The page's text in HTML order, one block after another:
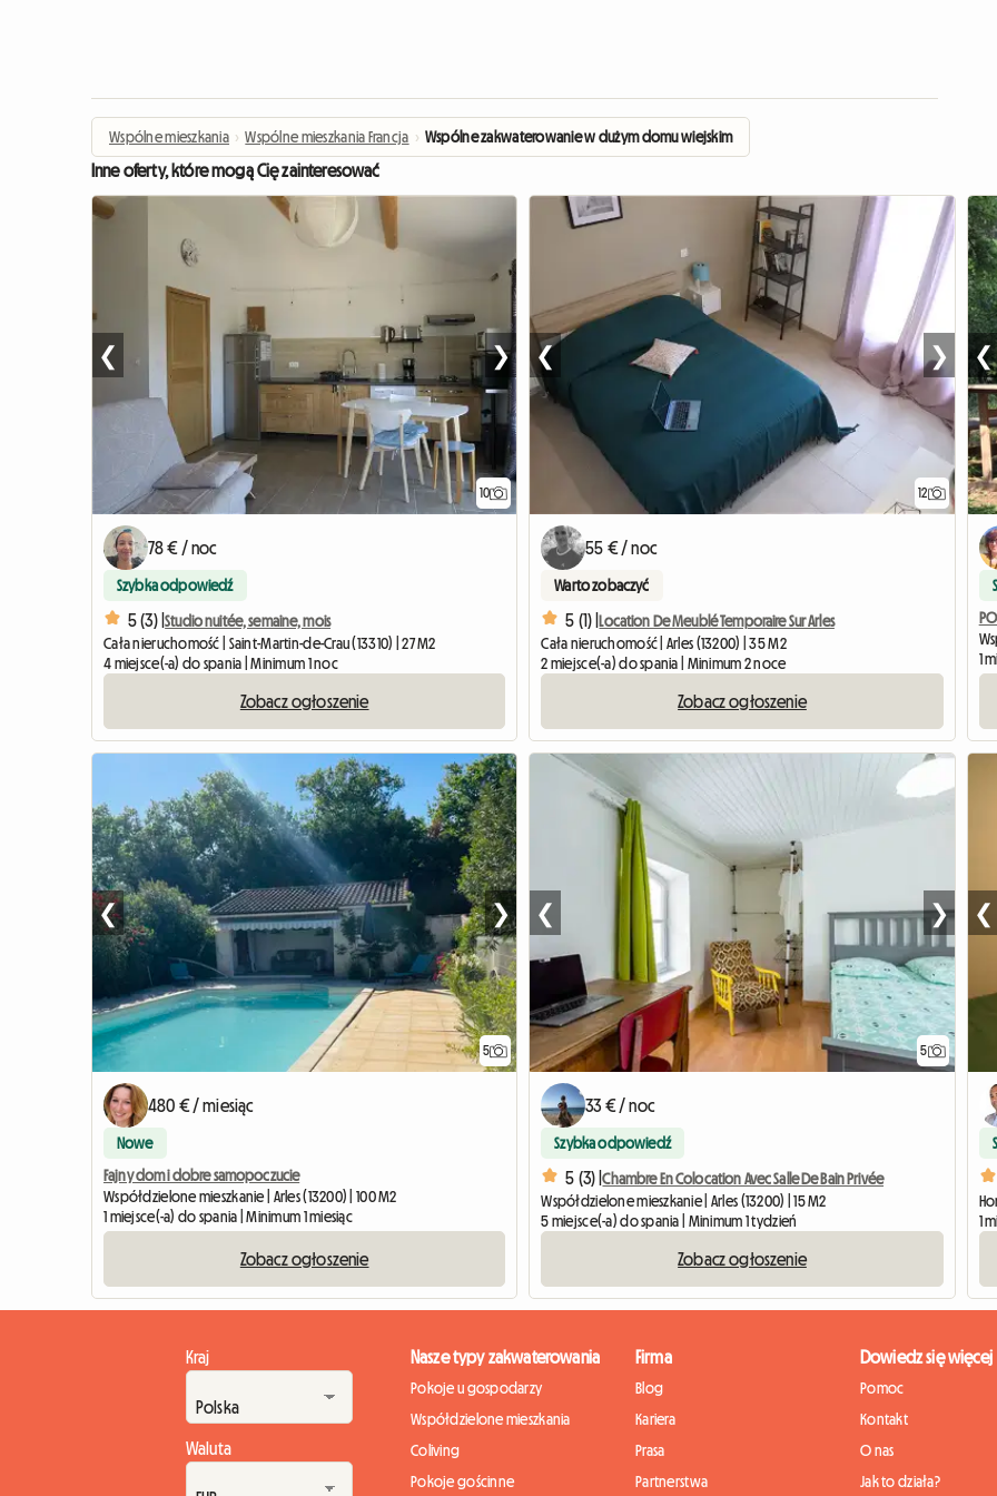
Wspólne mieszkania › Wspólne mieszkania Francja › Wspólne zakwaterowanie w dużym domu wiejskim
Inne oferty, które mogą Cię zainteresować
10
❮ ❯
78 € / noc
Szybka odpowiedź
5 (3) |Studio nuitée, semaine, mois
Cała nieruchomość | Saint-Martin-de-Crau (13310) | 27 M2
4 miejsce(-a) do spania | Minimum 1 noc
Zobacz ogłoszenie
12
❮ ❯
55 € / noc
Warto zobaczyć
5 (1) |Location De Meublé Temporaire Sur Arles
Cała nieruchomość | Arles (13200) | 35 M2
2 miejsce(-a) do spania | Minimum 2 noce
Zobacz ogłoszenie
❮
1
5
❮ ❯
480 € / miesiąc
Nowe
Fajny dom i dobre samopoczucie
Współdzielone mieszkanie | Arles (13200) | 100 M2
1 miejsce(-a) do spania | Minimum 1 miesiąc
Zobacz ogłoszenie
5
❮ ❯
33 € / noc
Szybka odpowiedź
5 (3) |Chambre En Colocation Avec Salle De Bain Privée
Współdzielone mieszkanie | Arles (13200) | 15 M2
5 miejsce(-a) do spania | Minimum 1 tydzień
Zobacz ogłoszenie
❮
1
Kraj
Waluta
Nasze typy zakwaterowania
Pokoje u gospodarzy
Współdzielone mieszkania
Coliving
Pokoje gościnne
Firma
Blog
Kariera
Prasa
Partnerstwa
Dowiedz się więcej
Pomoc
Kontakt
O nas
Jak to działa?